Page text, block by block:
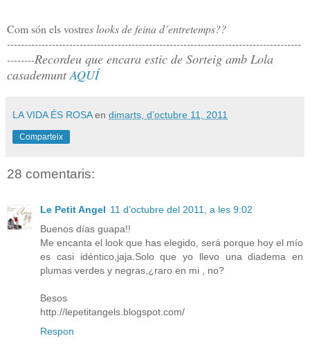
Com són els vostres looks de feina d´entretemps??
-------------------------------------------------------------------------------------
--------Recordeu que encara estic de Sorteig amb Lola
casademuntAQUÍ
LA VIDA ÉS ROSA en dimarts, d’octubre 11, 2011
Comparteix
28 comentaris:
Le Petit Angel 11 d’octubre del 2011, a les 9:02
Buenos días guapa!!
Me encanta el look que has elegido, será porque hoy el mío
es casi idéntico,jaja.Solo que yo llevo una diadema en
plumas verdes y negras,¿raro en mi , no?
Besos
http://lepetitangels.blogspot.com/
Respon